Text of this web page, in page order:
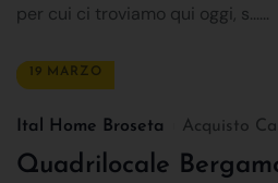
per cui ci troviamo qui oggi, s......
19 MARZO
Ital Home Broseta Acquisto
Quadrilocale